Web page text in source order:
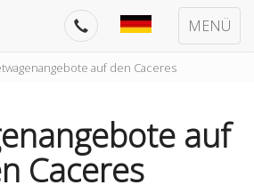
MENÜ
auf den Caceres
auf
Caceres